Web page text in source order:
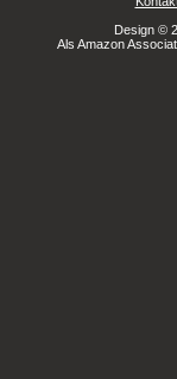
Design ©
Als Amazon